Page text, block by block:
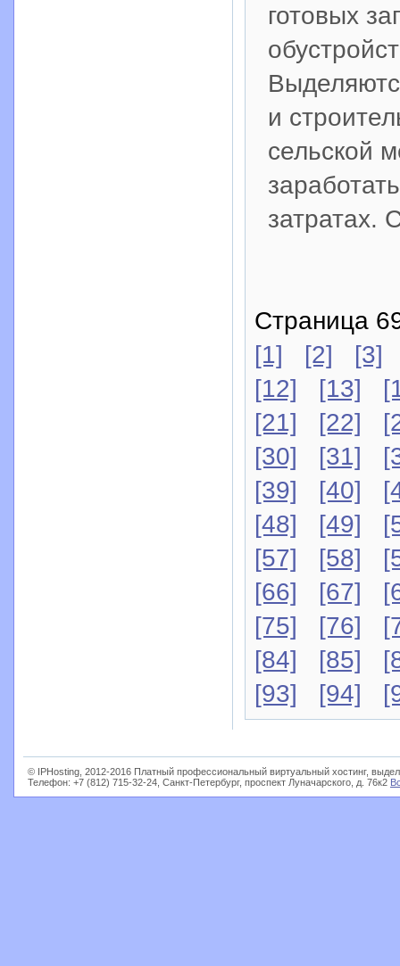
готовых
и
сельской
затратах.
Страница
[1]
[2]
[3]
[12]
[13]
[21]
[22]
[30]
[31]
[39]
[40]
[48]
[49]
[57]
[58]
[66]
[67]
[75]
[76]
[84]
[85]
[93]
[94]
© IPHosting, 2012-2016 Платный профессиональный виртуальный хостинг,
Телефон: +7 (812) 715-32-24, Санкт-Петербург, проспект Луначарского, д. 76к2